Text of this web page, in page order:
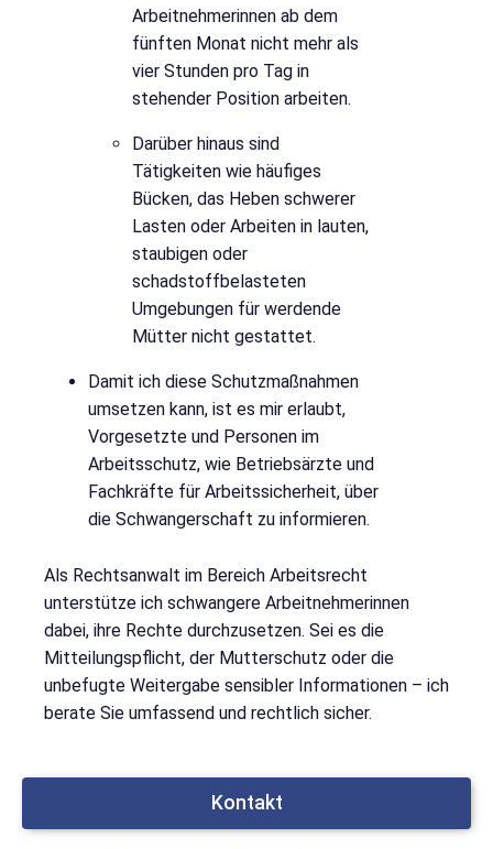
Arbeitnehmerinnen ab dem
fünften Monat nicht mehr als
vier Stunden pro Tag in
stehender Position arbeiten.
Darüber hinaus sind
Tätigkeiten wie häufiges
Bücken, das Heben schwerer
Lasten oder Arbeiten in lauten,
staubigen oder
schadstoffbelasteten
Umgebungen für werdende
Mütter nicht gestattet.
Damit ich diese Schutzmaßnahmen
umsetzen kann, ist es mir erlaubt,
Vorgesetzte und Personen im
Arbeitsschutz, wie Betriebsärzte und
Fachkräfte für Arbeitssicherheit, über
die Schwangerschaft zu informieren.
Als Rechtsanwalt im Bereich Arbeitsrecht
unterstütze ich schwangere Arbeitnehmerinnen
dabei, ihre Rechte durchzusetzen. Sei es die
Mitteilungspflicht, der Mutterschutz oder die
unbefugte Weitergabe sensibler Informationen – ich
berate Sie umfassend und rechtlich sicher.
Kontakt